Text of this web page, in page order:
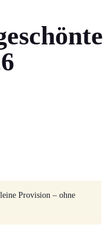
Provision – ohne